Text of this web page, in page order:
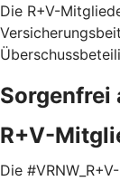
Die R+V-
Sorgenfrei
R+V-
Die